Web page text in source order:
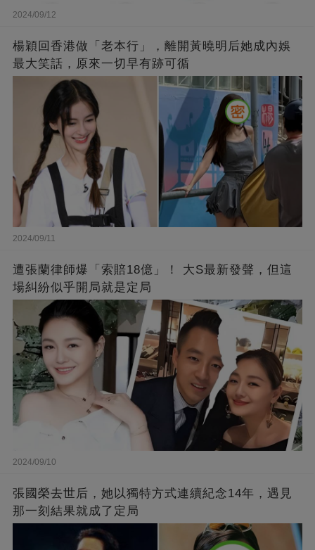
2024/09/12
楊穎回香港做「老本行」，離開黃曉明后她成內娛
最大笑話，原來一切早有跡可循
2024/09/11
遭張蘭律師爆「索賠18億」！ 大S最新發聲，但這
場糾紛似乎開局就是定局
2024/09/10
張國榮去世后，她以獨特方式連續紀念14年，遇見
那一刻結果就成了定局